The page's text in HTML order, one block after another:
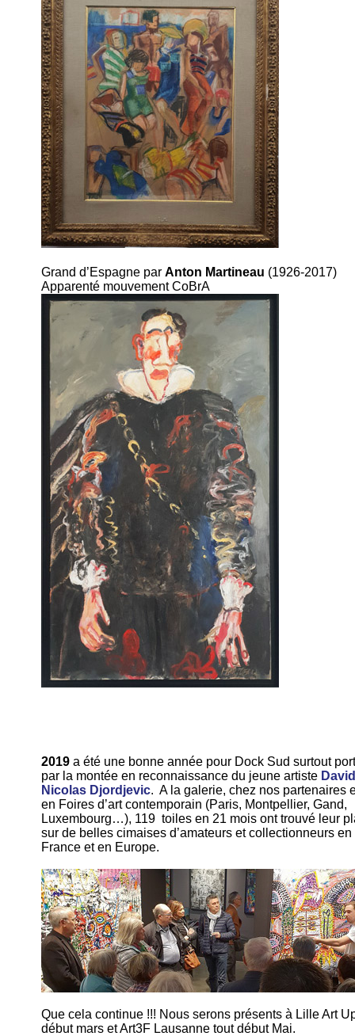
Grand d’Espagne par Anton Martineau (1926-2017)
Apparenté mouvement CoBrA
2019 a été une bonne année pour Dock Sud surtout
par la montée en reconnaissance du jeune artiste David
Nicolas Djordjevic. A la galerie, chez nos partenaires
en Foires d’art contemporain (Paris, Montpellier, Gand,
Luxembourg…), 119 toiles en 21 mois ont trouvé leur
sur de belles cimaises d’amateurs et collectionneurs en
France et en Europe.
Que cela continue !!! Nous serons présents à Lille Art
début mars et Art3F Lausanne tout début Mai.